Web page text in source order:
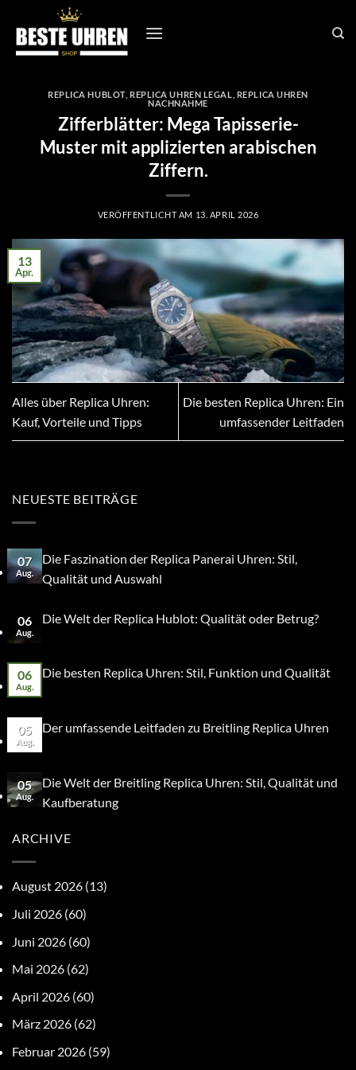
Inhalt
springen
REPLICA HUBLOT, REPLICA UHREN LEGAL REPLICA UHREN
NACHNAHME
Zifferblätter: Mega Tapisserie-
Muster mit applizierten arabischen
Ziffern.
VERÖFFENTLICHT AM 13. APRIL 2026
13
Apr.
Alles über Replica Uhren:
Kauf, Vorteile und Tipps
Die besten Replica Uhren: Ein
umfassender Leitfaden
NEUESTE BEITRÄGE
07
Aug.
Die Faszination der Replica Panerai Uhren: Stil,
Qualität und Auswahl
06
Aug.
Die Welt der Replica Hublot: Qualität oder Betrug?
06
Aug.
Die besten Replica Uhren: Stil, Funktion und Qualität
05
Aug.
Der umfassende Leitfaden zu Breitling Replica Uhren
05
Aug.
Die Welt der Breitling Replica Uhren: Stil, Qualität und
Kaufberatung
ARCHIVE
August 2026 (13)
Juli 2026 (60)
Juni 2026 (60)
Mai 2026 (62)
April 2026 (60)
März 2026 (62)
Februar 2026 (59)